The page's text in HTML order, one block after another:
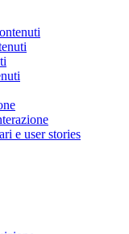
e user stories